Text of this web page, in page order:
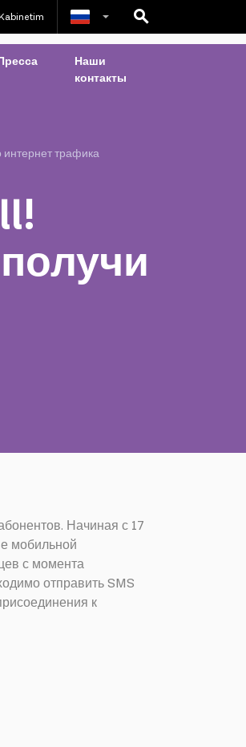
Азербайджанский
Наши
контакты
трафика
Начиная с 17
мобильной
с момента
отправить SMS
к